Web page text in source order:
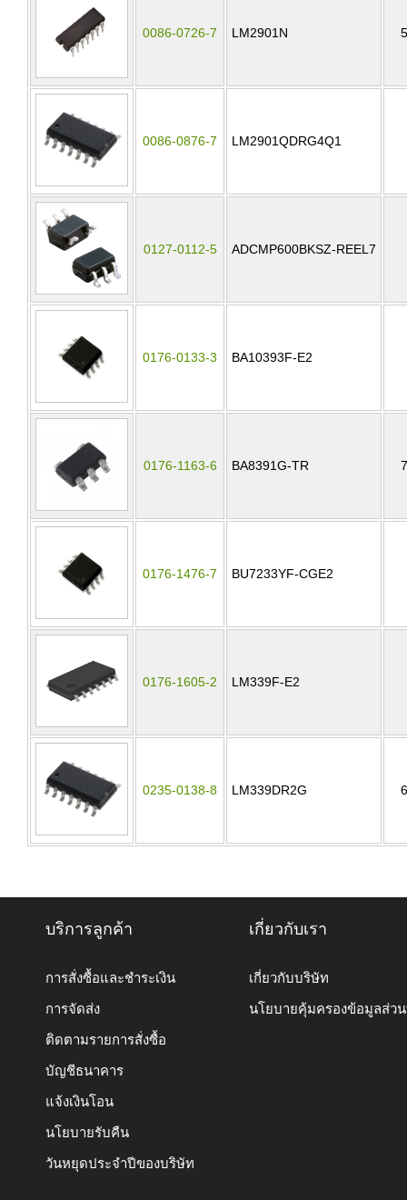
0086-0726-7 LM2901N
0086-0876-7 LM2901QDRG4Q1
0127-0112-5 ADCMP600BKSZ-REEL7
0176-0133-3 BA10393F-E2
0176-1163-6 BA8391G-TR
0176-1476-7 BU7233YF-CGE2
0176-1605-2 LM339F-E2
0235-0138-8 LM339DR2G
บริการลูกค้า
การสั่งซื้อและชำระเงิน
การจัดส่ง
ติดตามรายการสั่งซื้อ
บัญชีธนาคาร
แจ้งเงินโอน
นโยบายรับคืน
วันหยุดประจำปีของบริษัท
เกี่ยวกับเรา
เกี่ยวกับบริษัท
นโยบายคุ้มครองข้อมูลส่ว